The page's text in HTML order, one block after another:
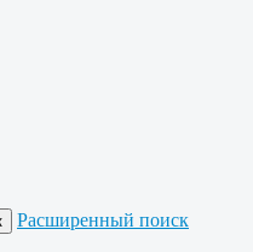
Расширенный поиск